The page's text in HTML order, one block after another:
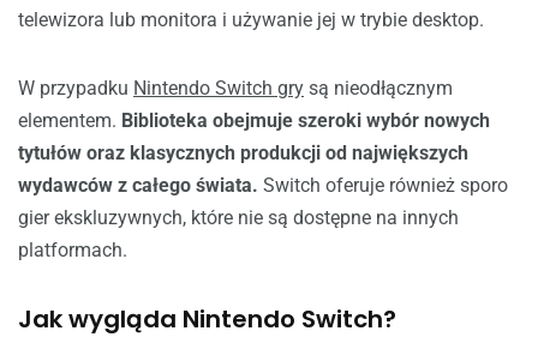
telewizora lub monitora i używanie jej w trybie desktop.
W przypadku Nintendo Switch gry są nieodłącznym
elementem. Biblioteka obejmuje szeroki wybór nowych
tytułów oraz klasycznych produkcji od największych
wydawców z całego świata. Switch oferuje również sporo
gier ekskluzywnych, które nie są dostępne na innych
platformach.
Jak wygląda Nintendo Switch?